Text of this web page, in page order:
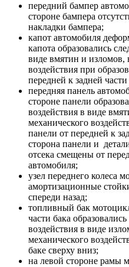
передний бампер
стороне бампера
накладки бампера;
капот автомобиля
капота образовались
виде вмятин и изломов,
воздействия при
передней к задней
передняя панель
стороне панели
воздействия в виде
механического
панели от передней к
сторона панели и
отсека смещены от
автомобиля;
узел переднего колеса
амортизационные
спереди назад;
топливный бак
части бака
воздействия в виде
механического
баке сверху вниз;
на левой стороне рамы